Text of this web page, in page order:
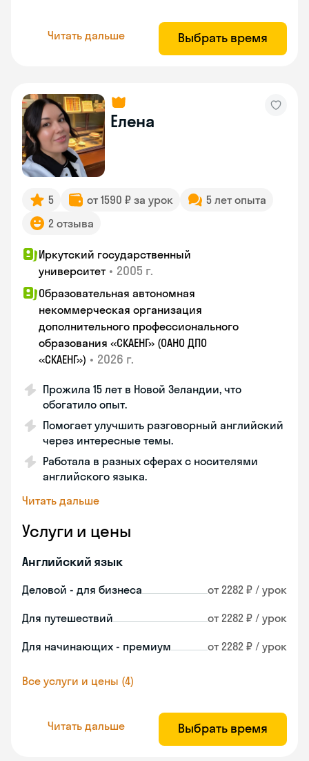
Читать дальше Выбрать время
Елена
5 от 1590 ₽ за урок
5 лет опыта
2 отзыва
Иркутский государственный
университет • 2005 г.
Образовательная автономная
некоммерческая организация
дополнительного профессионального
образования «СКАЕНГ» (ОАНО ДПО
«СКАЕНГ») • 2026 г.
Прожила 15 лет в Новой Зеландии, что
обогатило опыт.
Помогает улучшить разговорный английский
через интересные темы.
Работала в разных сферах с носителями
английского языка.
Читать дальше
Услуги и цены
Английский язык
Деловой - для бизнеса от 2282 ₽ / урок
Для путешествий от 2282 ₽ / урок
Для начинающих - премиум от 2282 ₽ / урок
Все услуги и цены (4)
Читать дальше Выбрать время